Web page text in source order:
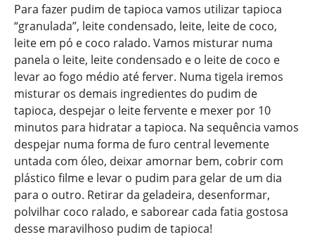
Para fazer pudim de tapioca vamos utilizar tapioca
“granulada”, leite condensado, leite, leite de coco,
leite em pó e coco ralado. Vamos misturar numa
panela o leite, leite condensado e o leite de coco e
levar ao fogo médio até ferver. Numa tigela iremos
misturar os demais ingredientes do pudim de
tapioca, despejar o leite fervente e mexer por 10
minutos para hidratar a tapioca. Na sequência vamos
despejar numa forma de furo central levemente
untada com óleo, deixar amornar bem, cobrir com
plástico filme e levar o pudim para gelar de um dia
para o outro. Retirar da geladeira, desenformar,
polvilhar coco ralado, e saborear cada fatia gostosa
desse maravilhoso pudim de tapioca!